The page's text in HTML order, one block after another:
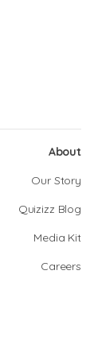
About
Our Story
Quizizz Blog
Media Kit
Careers